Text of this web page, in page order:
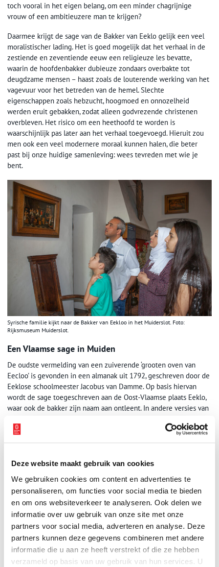
Deze website maakt gebruik van cookies
We gebruiken cookies om content en advertenties te
personaliseren, om functies voor social media te bieden
en om ons websiteverkeer te analyseren. Ook delen we
informatie over uw gebruik van onze site met onze
partners voor social media, adverteren en analyse. Deze
partners kunnen deze gegevens combineren met andere
informatie die u aan ze heeft verstrekt of die ze hebben
verzameld op basis van uw gebruik van hun services. U
toch vooral in het eigen belang, om een minder chagrijnige
vrouw of een ambitieuzere man te krijgen?
Daarmee krijgt de sage van de Bakker van Eeklo gelijk een veel
moralistischer lading. Het is goed mogelijk dat het verhaal in de
zestiende en zeventiende eeuw een religieuze les bevatte,
waarin de hoofdenbakker dubieuze zondaars overbakte tot
deugdzame mensen – haast zoals de louterende werking van het
vagevuur voor het betreden van de hemel. Slechte
eigenschappen zoals hebzucht, hoogmoed en onnozelheid
werden eruit gebakken, zodat alleen godvrezende christenen
overbleven. Het risico om een heethoofd te worden is
waarschijnlijk pas later aan het verhaal toegevoegd. Hieruit zou
men ook een veel modernere moraal kunnen halen, die beter
past bij onze huidige samenleving: wees tevreden met wie je
bent.
Syrische familie kijkt naar de Bakker van Eekloo in het Muiderslot. Foto:
Rijksmuseum Muiderslot.
Een Vlaamse sage in Muiden
De oudste vermelding van een zuiverende ‘grooten oven van
Eecloo’ is gevonden in een almanak uit 1792, geschreven door de
Eeklose schoolmeester Jacobus van Damme. Op basis hiervan
wordt de sage toegeschreven aan de Oost-Vlaamse plaats Eeklo,
waar ook de bakker zijn naam aan ontleent. In andere versies van
waaronder Gent, Nijvel en Augsburg. Toen onderzoek naar
volksverhalen in de negentiende eeuw op gang kwam, is de
zoals deVermaekelyken Klugtvertelder.
Het schilderij dat nu in het Muiderslot hangt, werd pas in 1937 tot
‘De Bakker van Eeklo’ gedoopt. Het is een kopie van het
zestiende-eeuwse schilderij ‘La Cuisine des Têtes’ van de Vlaamse
schilders Jan van Wechelen en Cornelis van Dalem en komt uit de
collectie van het Rijksmuseum Amsterdam. Sinds 1949 siert het
de wand van de kleine eetzaal van het middeleeuwse kasteel. In
rondleidingen wordt vaak stilgestaan bij het schilderij, niet alleen
omdat het zo’n prachtig verhaal bevat, maar ook een